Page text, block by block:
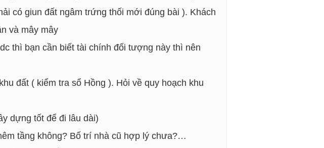
có giun đất ngâm trứng thối mới đúng bài ). Khách
và mây mây
thì bạn cần biết tài chính đối tượng này thì nên
đất ( kiểm tra sổ Hồng ). Hỏi về quy hoạch khu
dựng tốt để đi lâu dài)
tầng không? Bố trí nhà cũ hợp lý chưa?…